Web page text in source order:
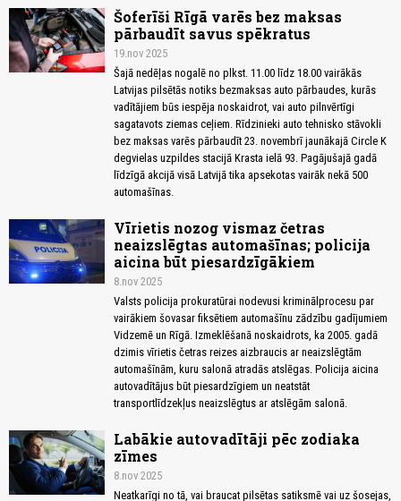
Šoferīši Rīgā varēs bez maksas
pārbaudīt savus spēkratus
19.nov 2025
Šajā nedēļas nogalē no plkst. 11.00 līdz 18.00 vairākās
Latvijas pilsētās notiks bezmaksas auto pārbaudes, kurās
vadītājiem būs iespēja noskaidrot, vai auto pilnvērtīgi
sagatavots ziemas ceļiem. Rīdzinieki auto tehnisko stāvokli
bez maksas varēs pārbaudīt 23. novembrī jaunākajā Circle K
degvielas uzpildes stacijā Krasta ielā 93. Pagājušajā gadā
līdzīgā akcijā visā Latvijā tika apsekotas vairāk nekā 500
automašīnas.
Vīrietis nozog vismaz četras
neaizslēgtas automašīnas; policija
aicina būt piesardzīgākiem
8.nov 2025
Valsts policija prokuratūrai nodevusi kriminālprocesu par
vairākiem šovasar fiksētiem automašīnu zādzību gadījumiem
Vidzemē un Rīgā. Izmeklēšanā noskaidrots, ka 2005. gadā
dzimis vīrietis četras reizes aizbraucis ar neaizslēgtām
automašīnām, kuru salonā atradās atslēgas. Policija aicina
autovadītājus būt piesardzīgiem un neatstāt
transportlīdzekļus neaizslēgtus ar atslēgām salonā.
Labākie autovadītāji pēc zodiaka
zīmes
8.nov 2025
Neatkarīgi no tā, vai braucat pilsētas satiksmē vai uz šosejas,